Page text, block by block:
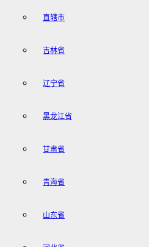
直辖市
吉林省
辽宁省
黑龙江省
甘肃省
青海省
山东省